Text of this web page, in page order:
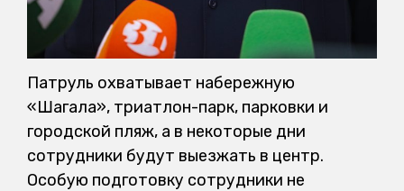
Патруль охватывает набережную
«Шагала», триатлон-парк, парковки и
городской пляж, а в некоторые дни
сотрудники будут выезжать в центр.
Особую подготовку сотрудники не